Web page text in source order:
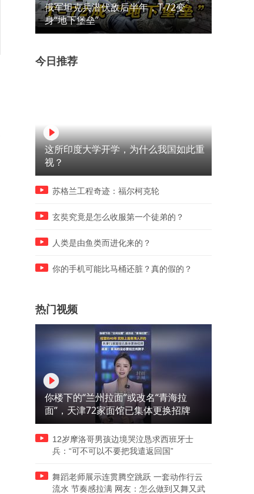
00:53
女子，本身就是“好”字了，这
这些世界名刀每把都让人心
俄军坦克兵潜伏敌后半年，T-72变
身“地下堡垒”
今日推荐
这所印度大学开学，为什么我国如此重
视？
苏格兰工程奇迹：福尔柯克轮
玄奘究竟是怎么收服第一个徒弟的？
人类是由鱼类而进化来的？
你的手机可能比马桶还脏？真的假的？
热门视频
你楼下的“兰州拉面”或改名“青海拉
面”，天津72家面馆已集体更换招牌
12岁摩洛哥男孩边境哭泣恳求西班牙士
兵：“可不可以不要把我遣返回国”
舞蹈老师展示连贯腾空跳跃 一套动作行云
流水 节奏感拉满 网友：怎么做到又舞又武